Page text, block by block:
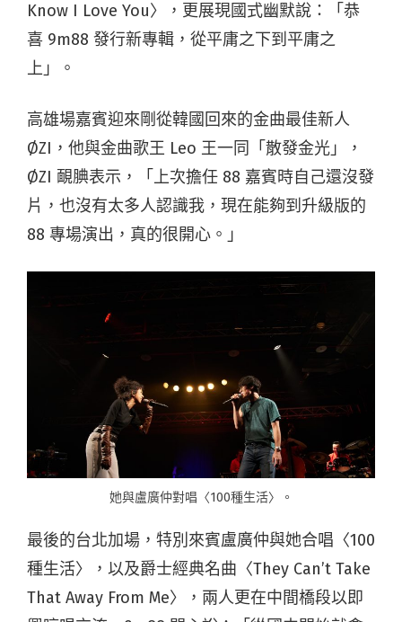
Know I Love You〉，更展現國式幽默說：「恭
喜 9m88 發行新專輯，從平庸之下到平庸之
上」。
高雄場嘉賓迎來剛從韓國回來的金曲最佳新人
ØZI，他與金曲歌王 Leo 王一同「散發金光」，
ØZI 靦腆表示，「上次擔任 88 嘉賓時自己還沒發
片，也沒有太多人認識我，現在能夠到升級版的
88 專場演出，真的很開心。」
她與盧廣仲對唱〈100種生活〉。
最後的台北加場，特別來賓盧廣仲與她合唱〈100
種生活〉，以及爵士經典名曲〈They Can’t Take
That Away From Me〉，兩人更在中間橋段以即